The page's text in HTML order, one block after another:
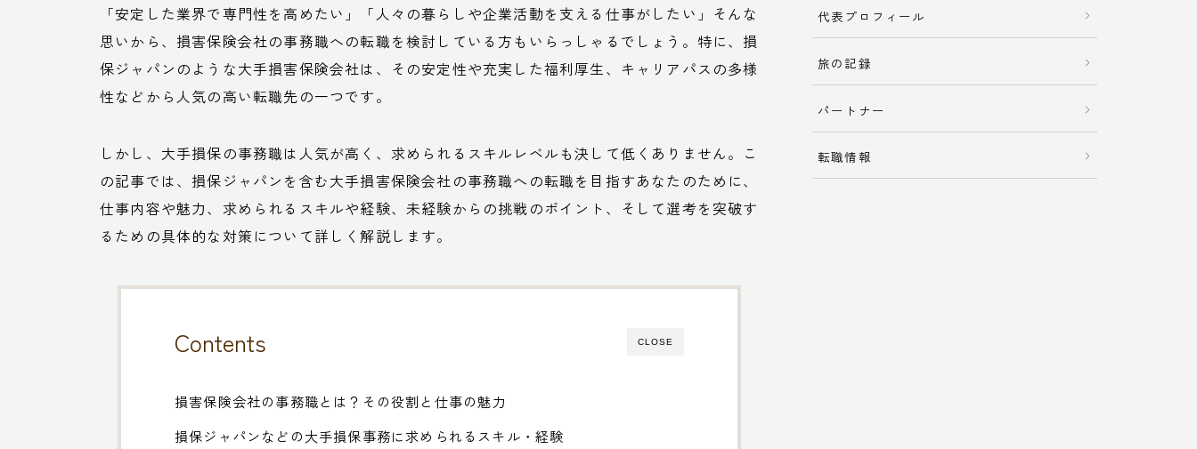
「安定した業界で専門性を高めたい」「人々の暮らしや企業活動を支える仕事がしたい」そんな
思いから、損害保険会社の事務職への転職を検討している方もいらっしゃるでしょう。特に、損
保ジャパンのような大手損害保険会社は、その安定性や充実した福利厚生、キャリアパスの多様
性などから人気の高い転職先の一つです。
しかし、大手損保の事務職は人気が高く、求められるスキルレベルも決して低くありません。こ
の記事では、損保ジャパンを含む大手損害保険会社の事務職への転職を目指すあなたのために、
仕事内容や魅力、求められるスキルや経験、未経験からの挑戦のポイント、そして選考を突破す
るための具体的な対策について詳しく解説します。
CLOSE
Contents
損害保険会社の事務職とは？その役割と仕事の魅力
損保ジャパンなどの大手損保事務に求められるスキル・経験
代表プロフィール
旅の記録
パートナー
転職情報